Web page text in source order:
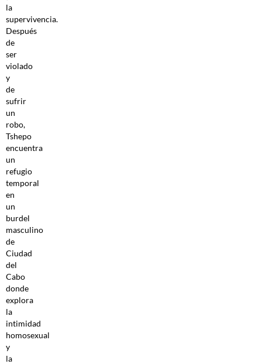
la
supervivencia.
Después
de
ser
violado
y
de
sufrir
un
robo,
Tshepo
encuentra
un
refugio
temporal
en
un
burdel
masculino
de
Ciudad
del
Cabo
donde
explora
la
intimidad
homosexual
y
la